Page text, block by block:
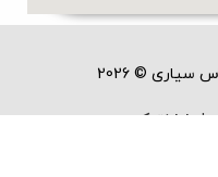
سیاری © 2026
سایا نتیک